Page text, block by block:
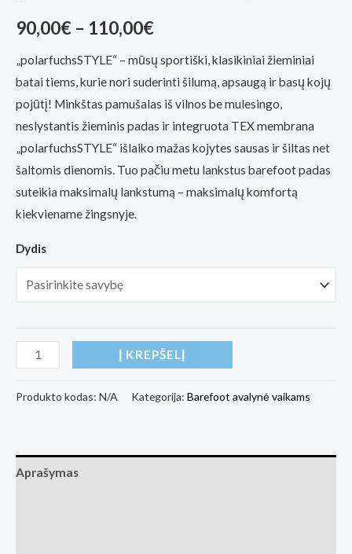
90,00€ – 110,00€Price
range:
90,00€
through
110,00€
„polarfuchsSTYLE“ – mūsų sportiški, klasikiniai žieminiai
batai tiems, kurie nori suderinti šilumą, apsaugą ir basų kojų
pojūtį! Minkštas pamušalas iš vilnos be mulesingo,
neslystantis žieminis padas ir integruota TEX membrana
„polarfuchsSTYLE“ išlaiko mažas kojytes sausas ir šiltas net
šaltomis dienomis. Tuo pačiu metu lankstus barefoot padas
suteikia maksimalų lankstumą – maksimalų komfortą
kiekviename žingsnyje.
Dydis
produkto
Vaikiški
batai
bLIFESTYLE
Į KREPŠELĮ
Produkto kodas: N/A Kategorija: Barefoot avalynė vaikams
Aprašymas